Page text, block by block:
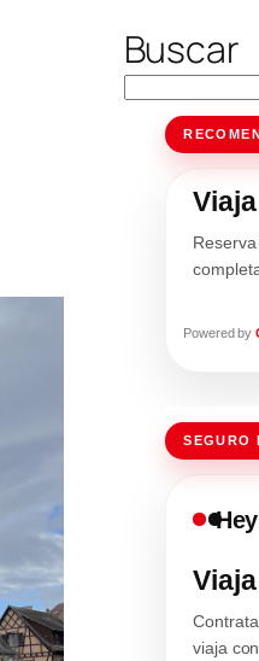
Buscar
Powered by
SEGURO
viaja